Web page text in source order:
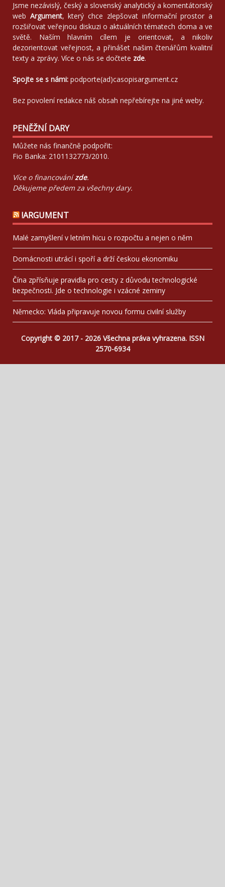
Jsme nezávislý, český a slovenský analytický a komentátorský
web Argument, který chce zlepšovat informační prostor a
rozšiřovat veřejnou diskuzi o aktuálních tématech doma a ve
světě. Naším hlavním cílem je orientovat, a nikoliv
dezorientovat veřejnost, a přinášet našim čtenářům kvalitní
texty a zprávy. Více o nás se dočtete zde.
Spojte se s námi: podporte(ad)casopisargument.cz
Bez povolení redakce náš obsah nepřebírejte na jiné weby.
PENĚŽNÍ DARY
Můžete nás finančně podpořit:
Fio Banka: 2101132773/2010.
Více o financovánízde.
Děkujeme předem za všechny dary.
!ARGUMENT
Malé zamyšlení v letním hicu o rozpočtu a nejen o něm
Domácnosti utrácí i spoří a drží českou ekonomiku
Čína zpřísňuje pravidla pro cesty z důvodu technologické
bezpečnosti. Jde o technologie i vzácné zeminy
Německo: Vláda připravuje novou formu civilní služby
Copyright © 2017 - 2026 Všechna práva vyhrazena. ISSN
2570-6934